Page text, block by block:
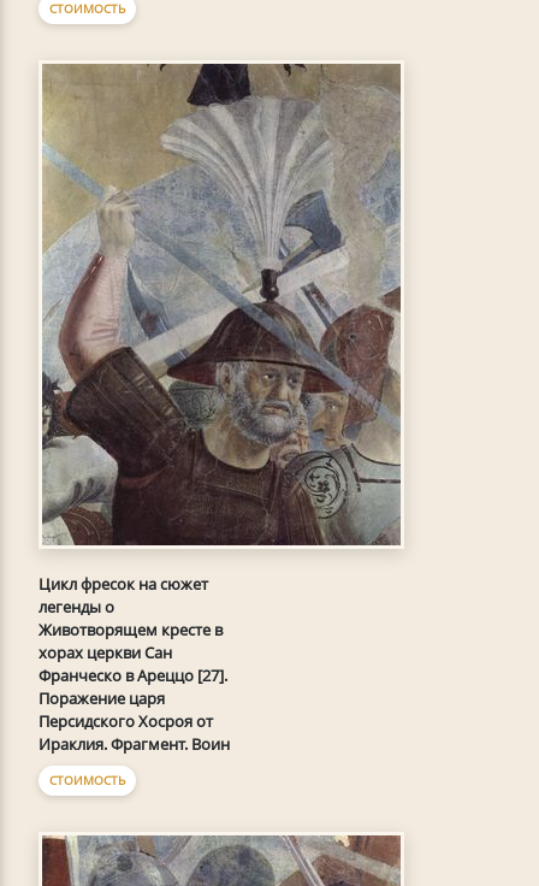
СТОИМОСТЬ
Цикл фресок на сюжет
легенды о
Животворящем кресте в
хорах церкви Сан
Франческо в Ареццо [27].
Поражение царя
Персидского Хосроя от
Ираклия. Фрагмент. Воин
СТОИМОСТЬ